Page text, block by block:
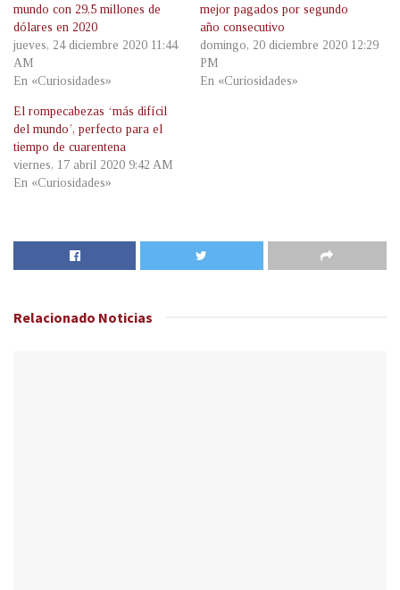
mundo con 29,5 millones de
dólares en 2020
jueves, 24 diciembre 2020 11:44
AM
En «Curiosidades»
mejor pagados por segundo
año consecutivo
domingo, 20 diciembre 2020 12:29
PM
En «Curiosidades»
El rompecabezas ‘más difícil
del mundo’, perfecto para el
tiempo de cuarentena
viernes, 17 abril 2020 9:42 AM
En «Curiosidades»
Relacionado Noticias